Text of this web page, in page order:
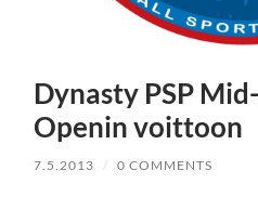
Dynasty PSP
Openin voittoon
7.5.2013 / 0 COMMENTS